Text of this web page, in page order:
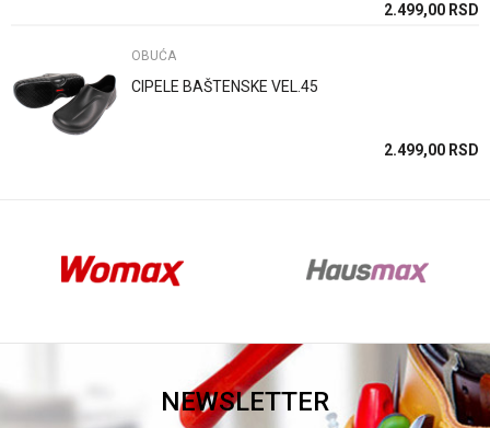
POŠALJI
2.499,00 RSD
OBUĆA
CIPELE BAŠTENSKE VEL.45
2.499,00 RSD
NEWSLETTER